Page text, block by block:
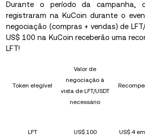
Durante o período da campanha,
registraram na KuCoin durante o
negociação (compras + vendas) de
US$ 100 na KuCoin receberão uma
LFT!
Token elegível
Valor de
negociação à
vista de LFT/USDT
necessário
LFT US$ 100 US$ 4